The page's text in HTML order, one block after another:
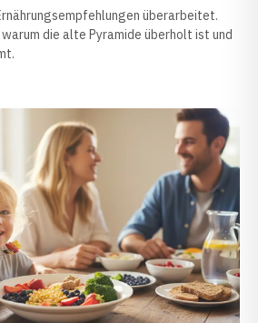
überarbeitet.
die alte Pyramide überholt ist und